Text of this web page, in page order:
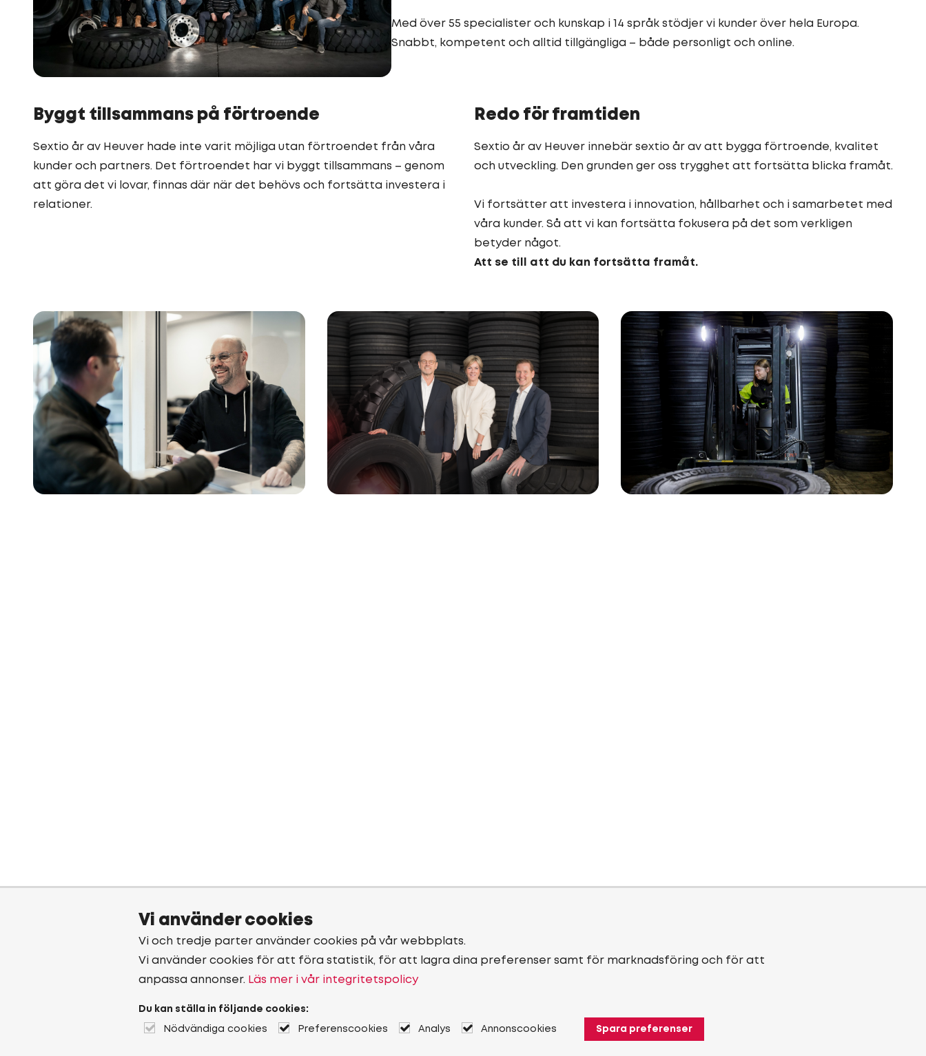
Med över 55 specialister och kunskap i 14 språk stödjer vi kunder över hela Europa.
Snabbt, kompetent och alltid tillgängliga – både personligt och online.
Byggt tillsammans på förtroende
Sextio år av Heuver hade inte varit möjliga utan förtroendet från våra
kunder och partners. Det förtroendet har vi byggt tillsammans – genom
att göra det vi lovar, finnas där när det behövs och fortsätta investera i
relationer.
Redo för framtiden
Sextio år av Heuver innebär sextio år av att bygga förtroende, kvalitet
och utveckling. Den grunden ger oss trygghet att fortsätta blicka framåt.
Vi fortsätter att investera i innovation, hållbarhet och i samarbetet med
våra kunder. Så att vi kan fortsätta fokusera på det som verkligen
betyder något.
Att se till att du kan fortsätta framåt.
Vi använder cookies
Vi och tredje parter använder cookies på vår webbplats.
Vi använder cookies för att föra statistik, för att lagra dina preferenser samt för marknadsföring och för att
anpassa annonser. Läs mer i vår integritetspolicy
Du kan ställa in följande cookies:
Nödvändiga cookies Preferenscookies Analys Annonscookies Spara preferenser